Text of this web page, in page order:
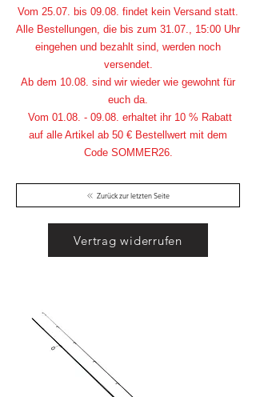
Zurück zur letzten Seite
Vom 25.07. bis 09.08. findet kein Versand statt.
Alle Bestellungen, die bis zum 31.07., 15:00 Uhr
eingehen und bezahlt sind, werden noch
versendet.
Ab dem 10.08. sind wir wieder wie gewohnt für
euch da.
Vom 01.08. - 09.08. erhaltet ihr 10 % Rabatt
auf alle Artikel ab 50 € Bestellwert mit dem
Code SOMMER26.
Vertrag widerrufen